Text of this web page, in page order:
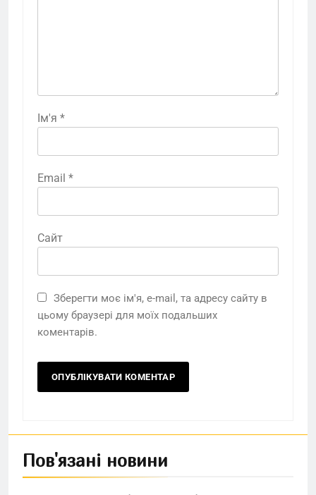
Ім'я *
Email *
Сайт
Зберегти моє ім'я, e-mail, та адресу сайту в
цьому браузері для моїх подальших
коментарів.
Пов'язані новини